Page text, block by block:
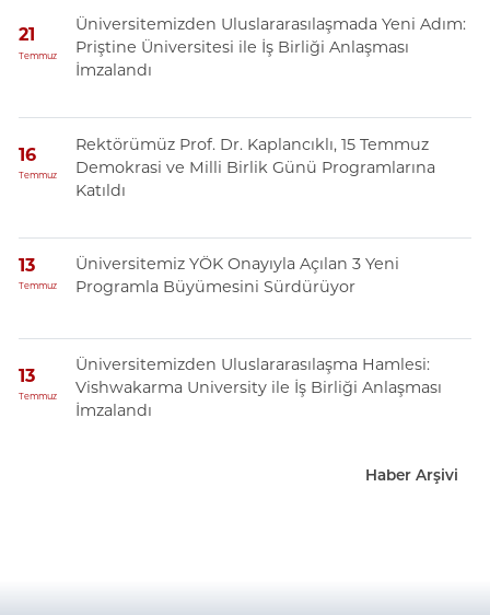
21
Temmuz
Üniversitemizden Uluslararasılaşmada Yeni Adım:
Priştine Üniversitesi ile İş Birliği Anlaşması
İmzalandı
16
Temmuz
Rektörümüz Prof. Dr. Kaplancıklı, 15 Temmuz
Demokrasi ve Milli Birlik Günü Programlarına
Katıldı
13
Temmuz
Üniversitemiz YÖK Onayıyla Açılan 3 Yeni
Programla Büyümesini Sürdürüyor
13
Temmuz
Üniversitemizden Uluslararasılaşma Hamlesi:
Vishwakarma University ile İş Birliği Anlaşması
İmzalandı
Haber Arşivi